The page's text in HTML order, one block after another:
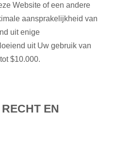
Website of een andere
aansprakelijkheid van
uit enige
uit Uw gebruik van
$10.000.
EN